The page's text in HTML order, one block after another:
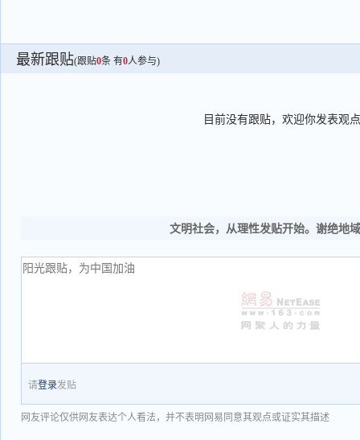
最新跟贴(跟贴0条 有0人参与)
目前没有跟贴，欢迎你发表观点
文明社会，从理性发贴开始。谢绝地
请登录发贴
网友评论仅供网友表达个人看法，并不表明网易同意其观点或证实其描述